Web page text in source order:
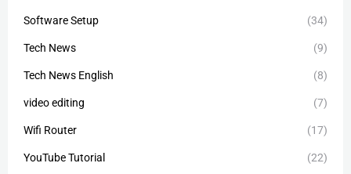
Software Setup (34)
Tech News (9)
Tech News English (8)
video editing (7)
Wifi Router (17)
YouTube Tutorial (22)